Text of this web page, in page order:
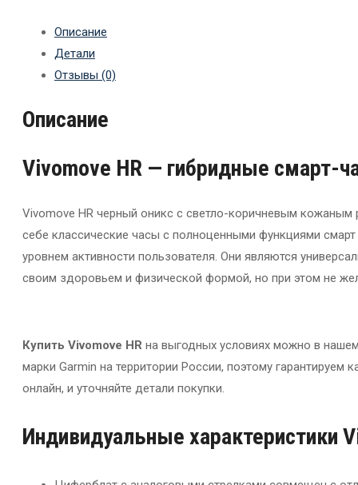
Описание
Детали
Отзывы (0)
Описание
Vivomove HR — гибридные смарт-
Vivomove HR черный оникс с светло-коричневым
себе классические часы с полноценными функциями
уровнем активности пользователя. Они являются
своим здоровьем и физической формой, но при этом не
Купить Vivomove HR на выгодных условиях можно в
марки Garmin на территории России, поэтому
онлайн, и уточняйте детали покупки.
Индивидуальные характеристики